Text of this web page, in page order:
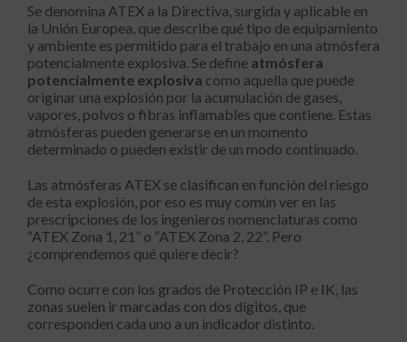
Se denomina ATEX a la Directiva, surgida y aplicable en
la Unión Europea, que describe qué tipo de equipamiento
y ambiente es permitido para el trabajo en una atmósfera
potencialmente explosiva. Se define atmósfera
potencialmente explosiva como aquella que puede
originar una explosión por la acumulación de gases,
vapores, polvos o fibras inflamables que contiene. Estas
atmósferas pueden generarse en un momento
determinado o pueden existir de un modo continuado.
Las atmósferas ATEX se clasifican en función del riesgo
de esta explosión, por eso es muy común ver en las
prescripciones de los ingenieros nomenclaturas como
“ATEX Zona 1, 21” o “ATEX Zona 2, 22”. Pero
¿comprendemos qué quiere decir?
Como ocurre con los grados de Protección IP e IK, las
zonas suelen ir marcadas con dos dígitos, que
corresponden cada uno a un indicador distinto.